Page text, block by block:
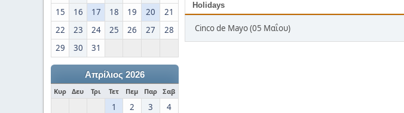
15
16 17 18 19 20
21
22
23 24 25 26 27
28
29
30 31
Απρίλιος 2026
Κυρ Δευ Τρι Τετ Πεμ Παρ Σαβ
1 2 3
4
Holidays
Cinco de Mayo (05 Μαΐου)